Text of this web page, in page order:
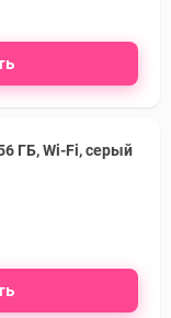
ГБ, Wi-Fi, серый